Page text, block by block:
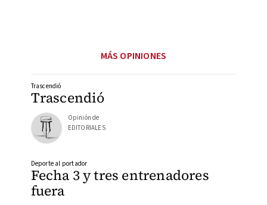
MÁS OPINIONES
Trascendió
Trascendió
Opinión de
EDITORIALES
Fecha 3 y tres entrenadores
fuera
Deporte al portador